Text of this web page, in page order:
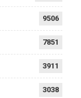
9506
7851
3911
3038